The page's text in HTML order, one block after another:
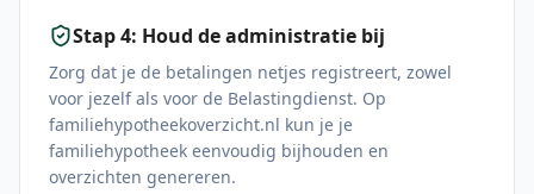
Stap 4: Houd de administratie bij
Zorg dat je de betalingen netjes registreert, zowel
voor jezelf als voor de Belastingdienst. Op
familiehypotheekoverzicht.nl kun je je
familiehypotheek eenvoudig bijhouden en
overzichten genereren.